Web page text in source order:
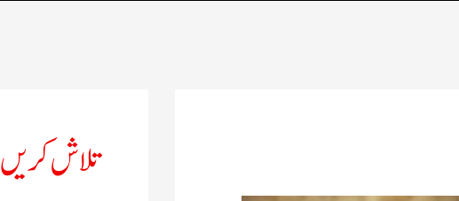
تلاش کریں